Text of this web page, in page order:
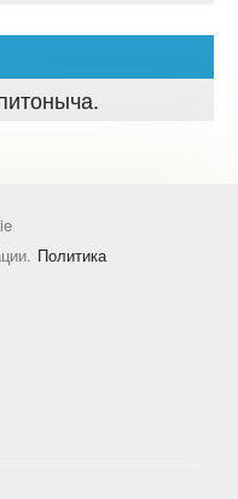
Политика